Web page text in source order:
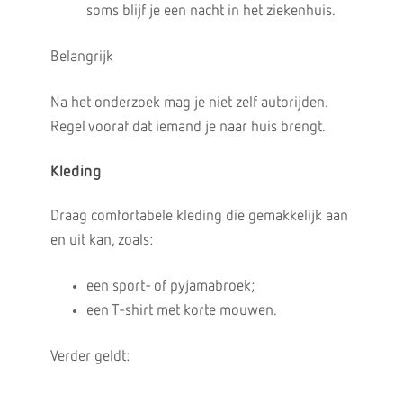
soms blijf je een nacht in het ziekenhuis.
Belangrijk
Na het onderzoek mag je niet zelf autorijden.
Regel vooraf dat iemand je naar huis brengt.
Kleding
Draag comfortabele kleding die gemakkelijk aan
en uit kan, zoals:
een sport- of pyjamabroek;
een T-shirt met korte mouwen.
Verder geldt: